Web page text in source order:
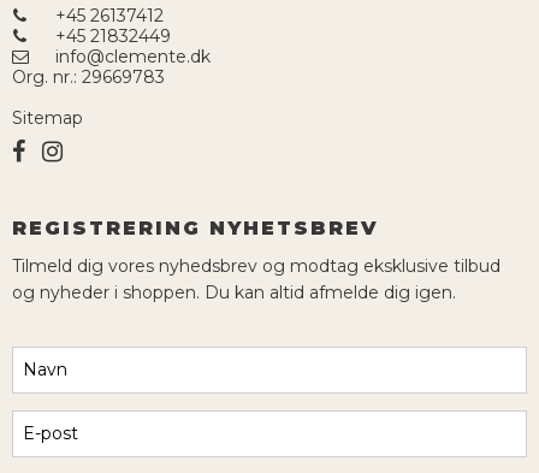
+45 26137412
+45 21832449
info@clemente.dk
Org. nr.: 29669783
Sitemap
REGISTRERING NYHETSBREV
Tilmeld dig vores nyhedsbrev og modtag eksklusive tilbud
og nyheder i shoppen. Du kan altid afmelde dig igen.